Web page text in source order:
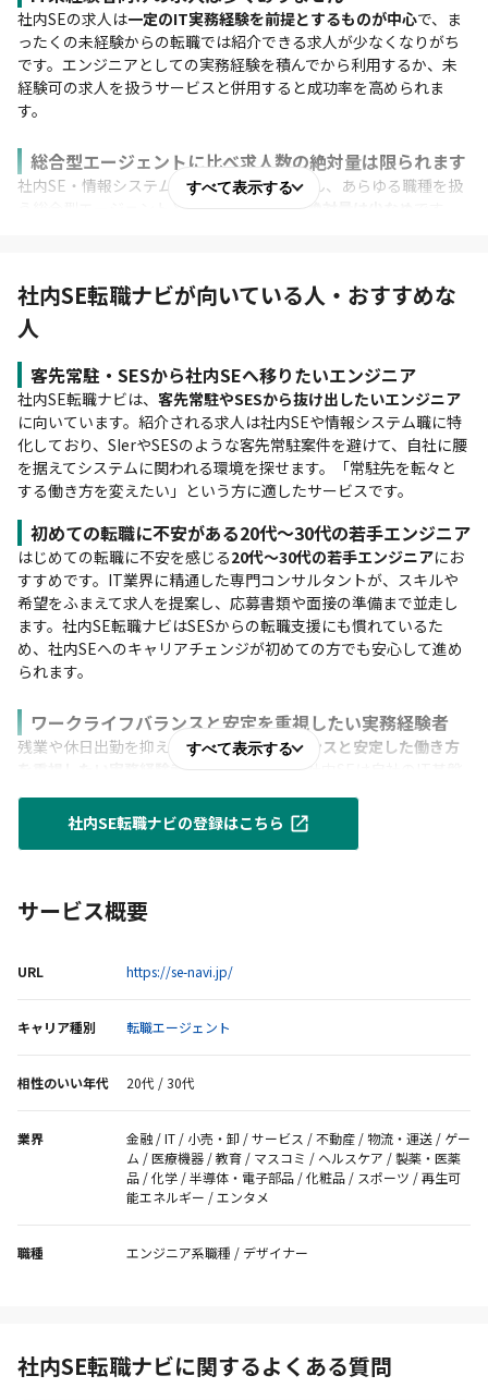
社内SEの求人は一定のIT実務経験を前提とするものが中心で、ま
ったくの未経験からの転職では紹介できる求人が少なくなりがち
です。エンジニアとしての実務経験を積んでから利用するか、未
経験可の求人を扱うサービスと併用すると成功率を高められま
す。
総合型エージェントに比べ求人数の絶対量は限られます
社内SE・情報システム職に特化しているぶん、あらゆる職種を扱
連絡や選考の進み方にムラを感じることがあります
利用者からは
という声もあります。気になる場合は、希望する連絡手段や頻
度、選考状況の共有方法を担当コンサルタントに最初に伝えてお
くと、認識のズレを防ぎスムーズに進められます。
すべて表示する
社内SE転職ナビが向いている人・おすすめな
人
客先常駐・SESから社内SEへ移りたいエンジニア
社内SE転職ナビは、 客先常駐やSESから抜け出したいエンジニア
に向いています。紹介される求人は社内SEや情報システム職に特
化しており、SIerやSESのような客先常駐案件を避けて、自社に腰
を据えてシステムに関われる環境を探せます。「常駐先を転々と
する働き方を変えたい」という方に適したサービスです。
初めての転職に不安がある20代〜30代の若手エンジニア
はじめての転職に不安を感じる20代〜30代の若手エンジニアにお
すすめです。IT業界に精通した専門コンサルタントが、スキルや
希望をふまえて求人を提案し、応募書類や面接の準備まで並走し
ます。社内SE転職ナビはSESからの転職支援にも慣れているた
め、社内SEへのキャリアチェンジが初めての方でも安心して進め
られます。
ワークライフバランスと安定を重視したい実務経験者
残業や休日出勤を抑え、 ワークライフバランスと安定した働き方
を長期的に支える職種で、客先常駐に比べて落ち着いた環境で働
きやすい傾向があります。開発・インフラ・運用保守などの経験
を活かして、腰を据えて働ける転職先を探したい方に適していま
年収アップ・キャリアアップを目指すIT人材
現職を続けながら年収アップやキャリアアップ
い、カジュアル面談やオンライン面談にも対応しているため、忙
が運営する強みを活かし、理想の社内SE転職を後押しします。
すべて表示する
社内SE転職ナビの登録はこちら
サービス概要
URL https://se-navi.jp/
キャリア種別 転職エージェント
相性のいい年代 20代 / 30代
業界
金融 / IT / 小売・卸 / サービス / 不動産 / 物流・運送 / ゲー
ム / 医療機器 / 教育 / マスコミ / ヘルスケア / 製薬・医薬
品 / 化学 / 半導体・電子部品 / 化粧品 / スポーツ / 再生可
能エネルギー / エンタメ
職種 エンジニア系職種 / デザイナー
社内SE転職ナビに関するよくある質問